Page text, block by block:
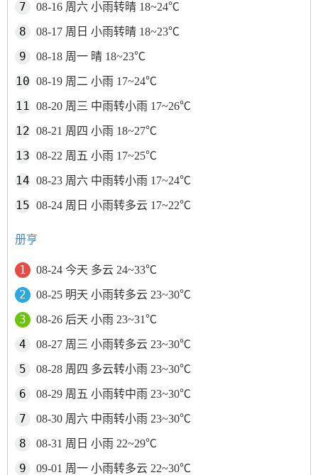
08-16 周六 小雨转晴 18~24℃
08-17 周日 小雨转晴 18~23℃
08-18 周一 晴 18~23℃
08-19 周二 小雨 17~24℃
08-20 周三 中雨转小雨 17~26℃
08-21 周四 小雨 18~27℃
08-22 周五 小雨 17~25℃
08-23 周六 中雨转小雨 17~24℃
08-24 周日 小雨转多云 17~22℃
册亨
08-24 今天 多云 24~33℃
08-25 明天 小雨转多云 23~30℃
08-26 后天 小雨 23~31℃
08-27 周三 小雨转多云 23~30℃
08-28 周四 多云转小雨 23~30℃
08-29 周五 小雨转中雨 23~30℃
08-30 周六 中雨转小雨 23~30℃
08-31 周日 小雨 22~29℃
09-01 周一 小雨转多云 22~30℃